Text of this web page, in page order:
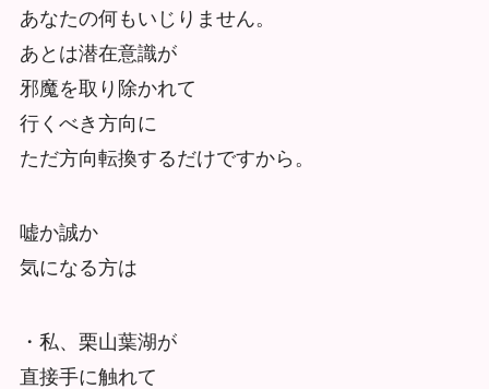
あなたの何もいじりません。
あとは潜在意識が
邪魔を取り除かれて
行くべき方向に
ただ方向転換するだけですから。
嘘か誠か
気になる方は
・私、栗山葉湖が
直接手に触れて